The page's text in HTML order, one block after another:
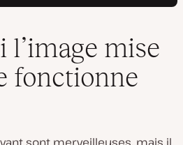
l’image mise
fonctionne